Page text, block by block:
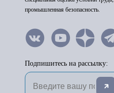
промышленная безопасность.
Подпишитесь на рассылку: